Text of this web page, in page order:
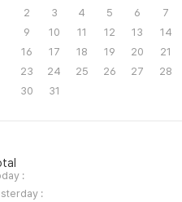
2
3 4 5 6 7
9
10 11 12 13 14
16
17 18 19 20 21
23
24 25 26 27 28
30
31
:
: